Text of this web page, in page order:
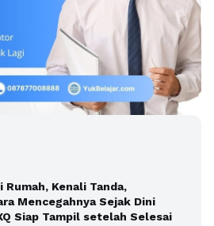
Rumah, Kenali Tanda,
Mencegahnya Sejak Dini
Siap Tampil setelah Selesai